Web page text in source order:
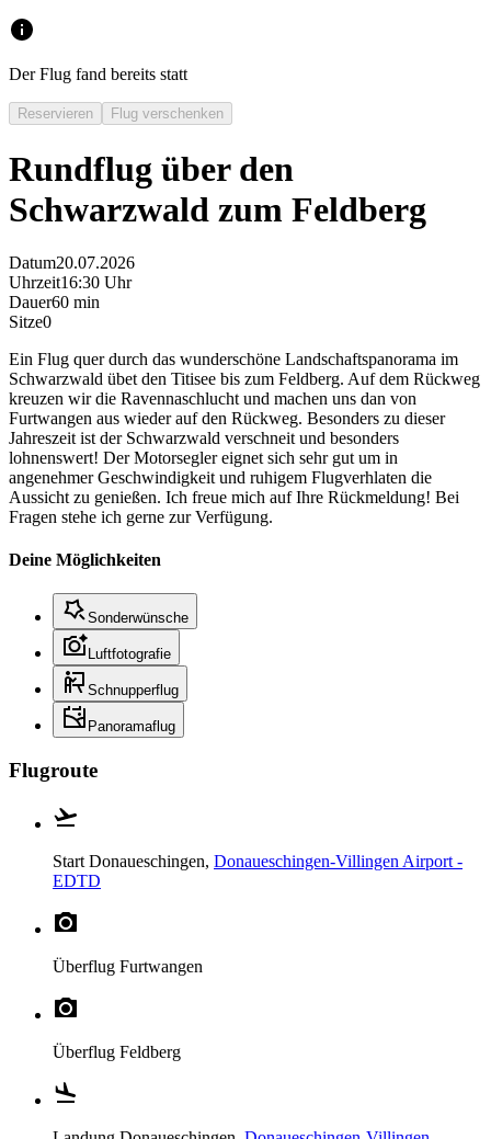
Der Flug fand bereits statt
Reservieren Flug verschenken
Rundflug über den
Schwarzwald zum Feldberg
Datum20.07.2026
Uhrzeit16:30 Uhr
Dauer60 min
Sitze0
Ein Flug quer durch das wunderschöne Landschaftspanorama im
Schwarzwald übet den Titisee bis zum Feldberg. Auf dem Rückweg
kreuzen wir die Ravennaschlucht und machen uns dan von
Furtwangen aus wieder auf den Rückweg. Besonders zu dieser
Jahreszeit ist der Schwarzwald verschneit und besonders
lohnenswert! Der Motorsegler eignet sich sehr gut um in
angenehmer Geschwindigkeit und ruhigem Flugverhlaten die
Aussicht zu genießen. Ich freue mich auf Ihre Rückmeldung! Bei
Fragen stehe ich gerne zur Verfügung.
Deine Möglichkeiten
Sonderwünsche
Luftfotografie
Schnupperflug
Panoramaflug
Flugroute
Start Donaueschingen, Donaueschingen-Villingen Airport -
EDTD
Überflug Furtwangen
Überflug Feldberg